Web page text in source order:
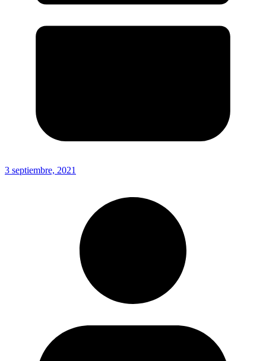
3 septiembre, 2021